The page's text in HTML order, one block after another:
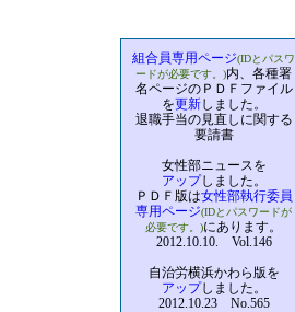
組合員専用ページ(IDとパスワ
ードが必要です。)内、各種署
名ページのＰＤＦファイル
を更新しました。
退職手当の見直しに関する
要請書
女性部ニュースを
アップしました。
ＰＤＦ版は女性部執行委員
専用ページ(IDとパスワードが
必要です。)にあります。
2012.10.10. Vol.146
自治労横浜かわら版を
アップしました。
2012.10.23 No.565